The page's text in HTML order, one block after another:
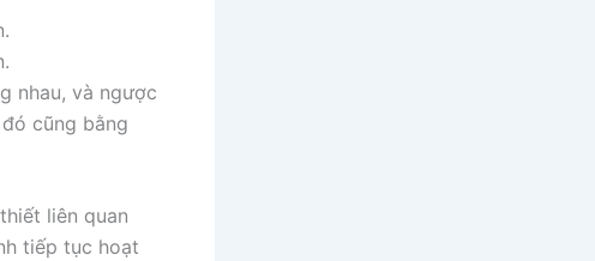
nhau, và ngược
cũng bằng
liên quan
tiếp tục hoạt